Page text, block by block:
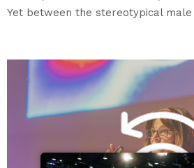
Yet between the stereotypical male